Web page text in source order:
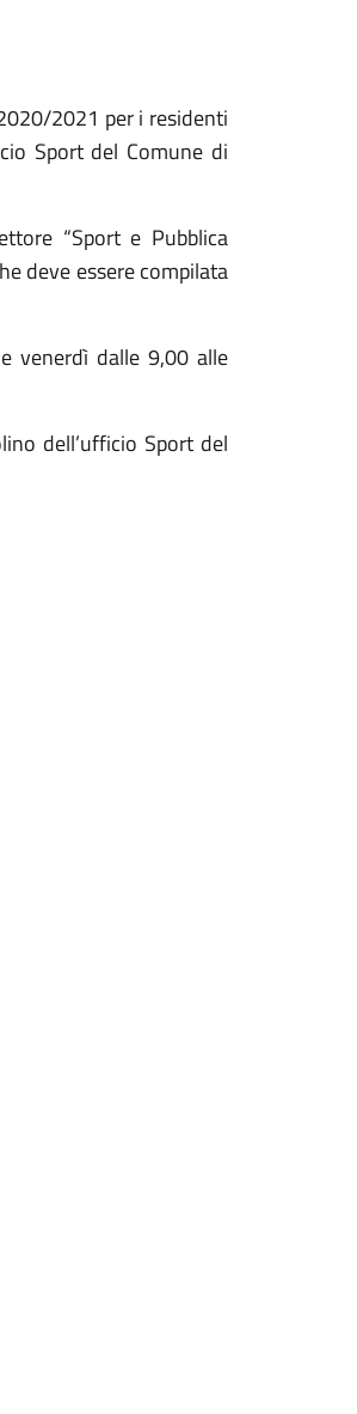
2021 per i residenti
Sport del Comune di
“Sport e Pubblica
deve essere compilata
venerdì dalle 9,00 alle
dell’ufficio Sport del